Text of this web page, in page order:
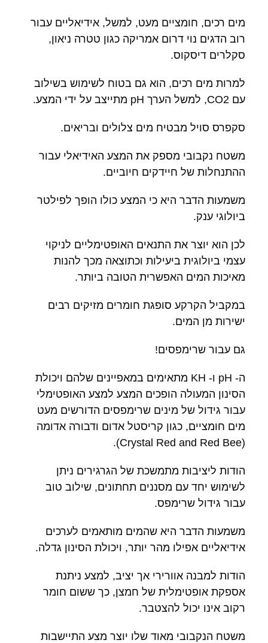
מים רכים, חומציים מעט, למשל, אידיאליים עבור
רוב הדגים נוי דרום אמריקה כגון טטרה ניאון,
סקלרים דיסקוס.
למרות מים רכים, הוא גם בטוח לשימוש בשילוב
עם CO2, למשל הערך pH מתייצב על ידי המצע.
סקפרס סויל מבטיח מים צלולים ובריאים.
משטח נקבובי מספק את המצע האידיאלי עבור
ההתנחלות של חיידקים חיוביים.
משמעות הדבר היא כי המצע כולו הופך לפילטר
ביולוגי ענק.
לכן הוא יוצר את התנאים האופטימליים לניקוי
עצמי ביולוגית ביעילות וכתוצאה מכך להנות
מאיכות המים האפשרית הטובה ביותר.
במקביל הקרקע סופגת חומרים מזיקים רבים
ישירות מן המים.
גם עבור שרימפסים!
ה- pH ו- KH מתאימים במאפיינים שלהם ויכולת
הסינון המעולה הופכים המצע למצע האופטימלי
עבור גידול של מינים שרימפסים הדורשים מעט
מים חומציים, כגון קריסטל אדום ודבורה אדומה
(Crystal Red and Red Bee).
הודות ליציבות מתמשכת של הגרגירים ניתן
לשימוש יחד עם מסננים תחתונים, שילוב טוב
עבור גידול שרימפס.
משמעות הדבר היא שהמים מותאמים לערכים
אידיאליים אפילו מהר יותר, ויכולת הסינון גדלה.
הודות למבנה אוורירי אך יציב, למצע ניתנת
אספקת אופטימלית של חמצן, כך ששום חומר
רקוב אינו יכול להצטבר.
משטח הנקבובי מאוד שלו יוצר מצע התיישבות